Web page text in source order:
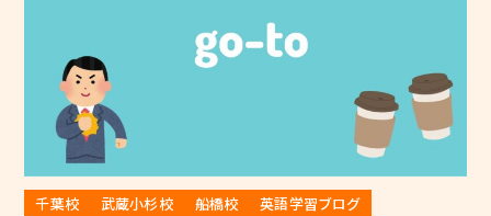
千葉校 武蔵小杉校 船橋校 英語学習ブログ